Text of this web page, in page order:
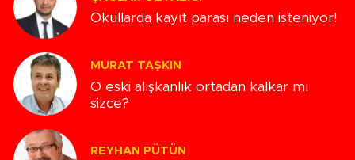
Okullarda kayıt parası neden isteniyor!
MURAT TAŞKIN
O eski alışkanlık ortadan kalkar mı
sizce?
REYHAN PÜTÜN